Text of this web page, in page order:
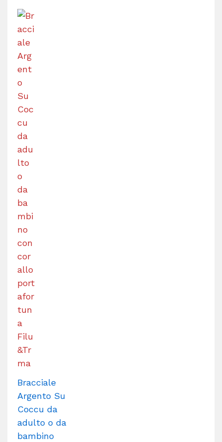
Bracciale
Argento Su
Coccu da
adulto o da
bambino